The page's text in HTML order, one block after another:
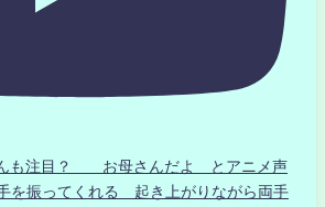
んも注目？ お母さんだよ とアニメ声
を振ってくれる 起き上がりながら両手